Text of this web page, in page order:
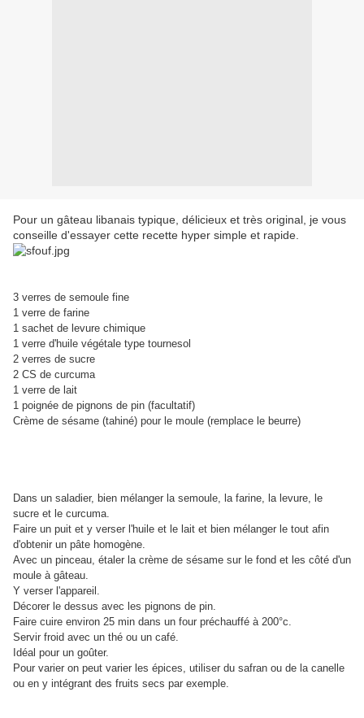
Pour un gâteau libanais typique, délicieux et très original, je vous
conseille d'essayer cette recette hyper simple et rapide.
3 verres de semoule fine
1 verre de farine
1 sachet de levure chimique
1 verre d'huile végétale type tournesol
2 verres de sucre
2 CS de curcuma
1 verre de lait
1 poignée de pignons de pin (facultatif)
Crème de sésame (tahiné) pour le moule (remplace le beurre)
Dans un saladier, bien mélanger la semoule, la farine, la levure, le
sucre et le curcuma.
Faire un puit et y verser l'huile et le lait et bien mélanger le tout afin
d'obtenir un pâte homogène.
Avec un pinceau, étaler la crème de sésame sur le fond et les côté d'un
moule à gâteau.
Y verser l'appareil.
Décorer le dessus avec les pignons de pin.
Faire cuire environ 25 min dans un four préchauffé à 200°c.
Servir froid avec un thé ou un café.
Idéal pour un goûter.
Pour varier on peut varier les épices, utiliser du safran ou de la canelle
ou en y intégrant des fruits secs par exemple.